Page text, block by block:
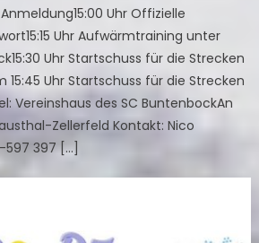
Anmeldung15:00 Uhr Offizielle
Uhr Aufwärmtraining unter
Uhr Startschuss für die Strecken
15:45 Uhr Startschuss für die Strecken
Vereinshaus des SC BuntenbockAn
Zellerfeld Kontakt: Nico
597 397 […]